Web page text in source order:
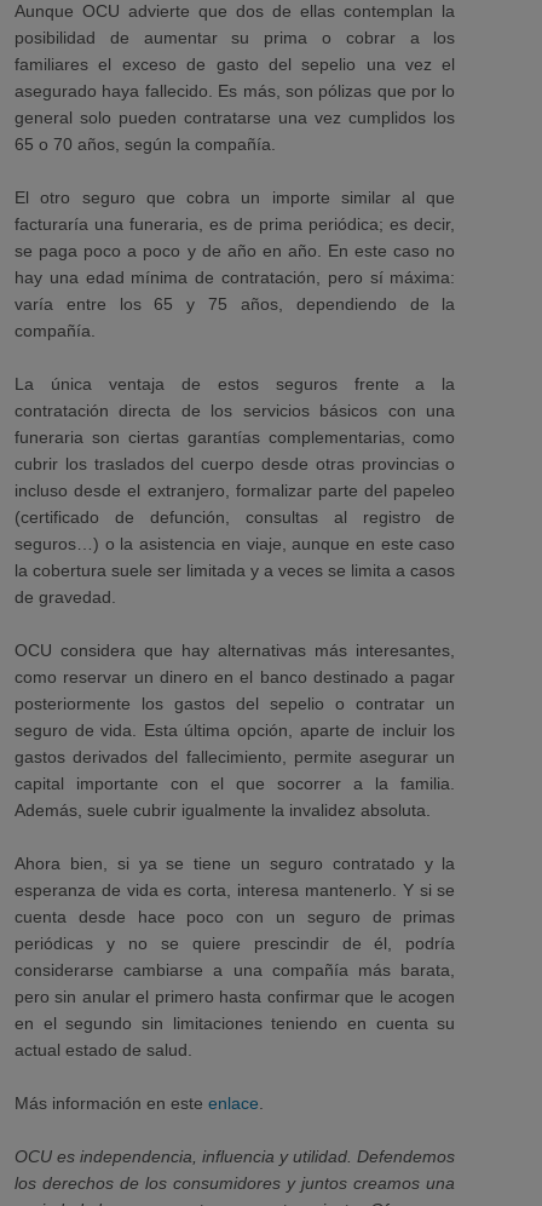
Aunque OCU advierte que dos de ellas contemplan la
posibilidad de aumentar su prima o cobrar a los
familiares el exceso de gasto del sepelio una vez el
asegurado haya fallecido. Es más, son pólizas que por lo
general solo pueden contratarse una vez cumplidos los
65 o 70 años, según la compañía.
El otro seguro que cobra un importe similar al que
facturaría una funeraria, es de prima periódica; es decir,
se paga poco a poco y de año en año. En este caso no
hay una edad mínima de contratación, pero sí máxima:
varía entre los 65 y 75 años, dependiendo de la
compañía.
La única ventaja de estos seguros frente a la
contratación directa de los servicios básicos con una
funeraria son ciertas garantías complementarias, como
cubrir los traslados del cuerpo desde otras provincias o
incluso desde el extranjero, formalizar parte del papeleo
(certificado de defunción, consultas al registro de
seguros…) o la asistencia en viaje, aunque en este caso
la cobertura suele ser limitada y a veces se limita a casos
de gravedad.
OCU considera que hay alternativas más interesantes,
como reservar un dinero en el banco destinado a pagar
posteriormente los gastos del sepelio o contratar un
seguro de vida. Esta última opción, aparte de incluir los
gastos derivados del fallecimiento, permite asegurar un
capital importante con el que socorrer a la familia.
Además, suele cubrir igualmente la invalidez absoluta.
Ahora bien, si ya se tiene un seguro contratado y la
esperanza de vida es corta, interesa mantenerlo. Y si se
cuenta desde hace poco con un seguro de primas
periódicas y no se quiere prescindir de él, podría
considerarse cambiarse a una compañía más barata,
pero sin anular el primero hasta confirmar que le acogen
en el segundo sin limitaciones teniendo en cuenta su
actual estado de salud.
Más información en este enlace
OCU es independencia, influencia y utilidad. Defendemos
los derechos de los consumidores y juntos creamos una